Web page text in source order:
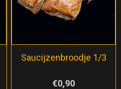
Saucijzenbroodje 1/3
€0,90